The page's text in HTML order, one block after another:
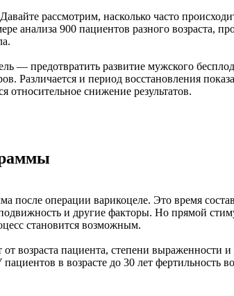
рассмотрим, насколько часто
анализа 900 пациентов разного возраста,
— предотвратить развитие мужского
Различается и период восстановления
относительное снижение результатов.
операции варикоцеле. Это время
и другие факторы. Но прямой
становится возможным.
возраста пациента, степени выраженности и
в возрасте до 30 лет фертильность